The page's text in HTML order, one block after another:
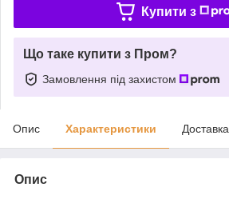
Купити з
Що таке купити з Пром?
Замовлення під захистом
Опис Характеристики Доставка
Опис